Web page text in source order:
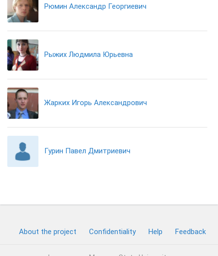
Рюмин Александр Георгиевич
Рыжих Людмила Юрьевна
Жарких Игорь Александрович
Гурин Павел Дмитриевич
About the project Confidentiality Help Feedback